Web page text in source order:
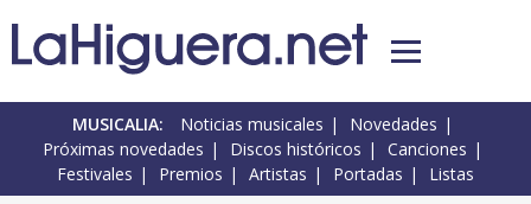
MUSICALIA: Noticias musicales
Novedades
Próximas novedades
Discos históricos
Canciones
Festivales
Premios Artistas Portadas Listas